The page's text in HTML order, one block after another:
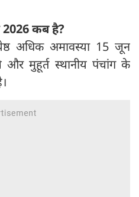
2026 कब है?
अधिक अमावस्या 15 जून
और मुहूर्त स्थानीय पंचांग के